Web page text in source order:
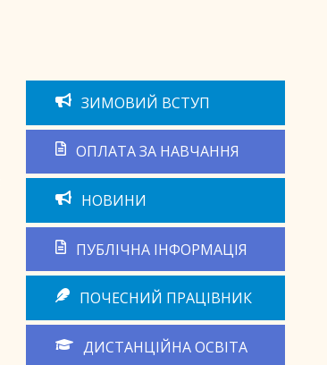
ЗИМОВИЙ ВСТУП
ОПЛАТА ЗА НАВЧАННЯ
НОВИНИ
ПУБЛІЧНА ІНФОРМАЦІЯ
ПОЧЕСНИЙ ПРАЦІВНИК
ДИСТАНЦІЙНА ОСВІТА